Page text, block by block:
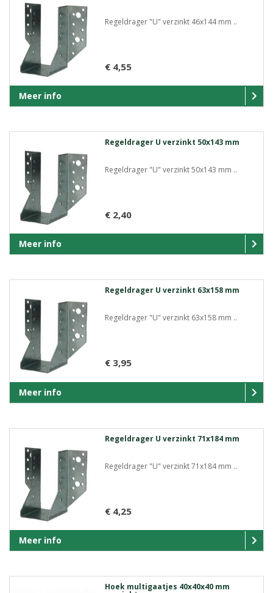
Regeldrager "U" verzinkt 46x144 mm ..
€ 4,55
Meer info
Regeldrager U verzinkt 50x143 mm
Regeldrager "U" verzinkt 50x143 mm ..
€ 2,40
Meer info
Regeldrager U verzinkt 63x158 mm
Regeldrager "U" verzinkt 63x158 mm ..
€ 3,95
Meer info
Regeldrager U verzinkt 71x184 mm
Regeldrager "U" verzinkt 71x184 mm ..
€ 4,25
Meer info
Hoek multigaatjes 40x40x40 mm